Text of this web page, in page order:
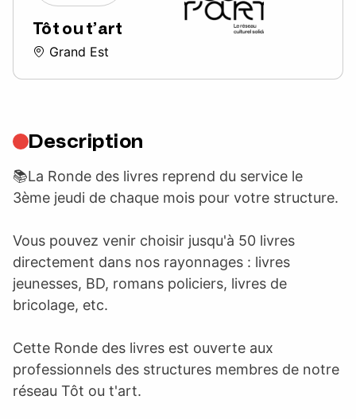
Tôt ou t’art
Grand Est
Description
📚La Ronde des livres reprend du service le
3ème jeudi de chaque mois pour votre structure.
Vous pouvez venir choisir jusqu'à 50 livres
directement dans nos rayonnages : livres
jeunesses, BD, romans policiers, livres de
bricolage, etc.
Cette Ronde des livres est ouverte aux
professionnels des structures membres de notre
réseau Tôt ou t'art.